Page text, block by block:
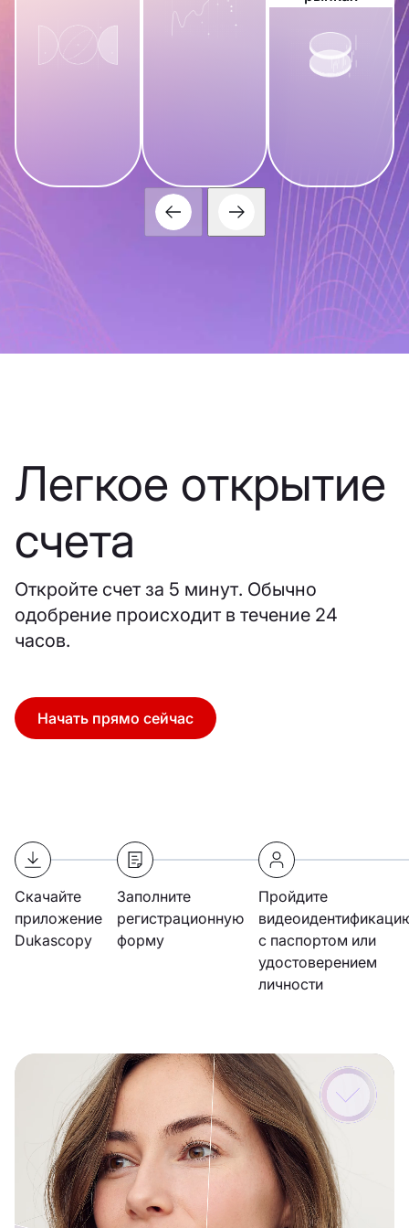
Легкое открытие
счета
Откройте счет за 5 минут. Обычно
одобрение происходит в течение 24
часов.
Начать прямо сейчас
Скачайте
приложение
Dukascopy
Заполните
регистрационную
форму
Пройдите
с паспортом или
удостоверением
личности